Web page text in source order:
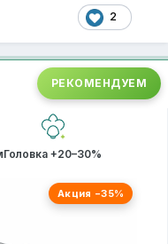
же будет расти и в
упражнения?
2
РЕКОМЕНДУЕМ
Головка +20–30%
Акция −35%